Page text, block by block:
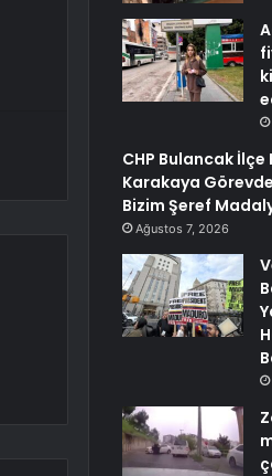
CHP Bulancak İlçe
Karakaya
Bizim Şeref
Ağustos 7, 2026